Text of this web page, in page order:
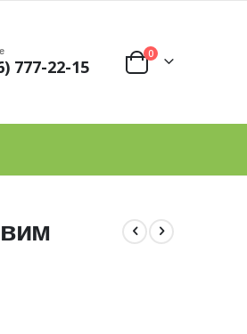
777-22-15 Cart
0елементи